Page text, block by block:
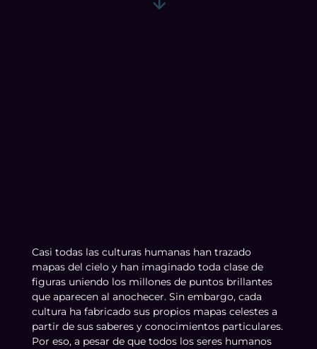
Casi todas las culturas humanas han trazado
mapas del cielo y han imaginado toda clase de
figuras uniendo los millones de puntos brillantes
que aparecen al anochecer. Sin embargo, cada
cultura ha fabricado sus propios mapas celestes a
partir de sus saberes y conocimientos particulares.
Por eso, a pesar de que todos los seres humanos